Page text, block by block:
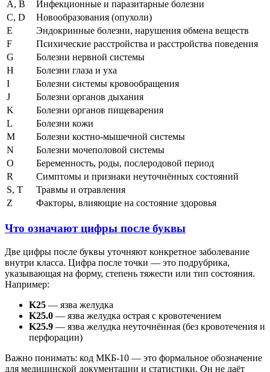
A, B
Инфекционные и паразитарные болезни
C, D
Новообразования (опухоли)
E
Эндокринные болезни, нарушения обмена веществ
F
Психические расстройства и расстройства поведения
G
Болезни нервной системы
H
Болезни глаза и уха
I
Болезни системы кровообращения
J
Болезни органов дыхания
K
Болезни органов пищеварения
L
Болезни кожи
M
Болезни костно-мышечной системы
N
Болезни мочеполовой системы
O
Беременность, роды, послеродовой период
R
Симптомы и признаки неуточнённых состояний
S, T
Травмы и отравления
Z
Факторы, влияющие на состояние здоровья
Что означают цифры после буквы
Две цифры после буквы уточняют конкретное заболевание
внутри класса. Цифра после точки — это подрубрика,
указывающая на форму, степень тяжести или тип состояния.
Например:
K25 — язва желудка
K25.0 — язва желудка острая с кровотечением
K25.9 — язва желудка неуточнённая (без кровотечения и
перфорации)
Важно понимать: код МКБ-10 — это формальное обозначение
для медицинской документации и статистики. Он не даёт